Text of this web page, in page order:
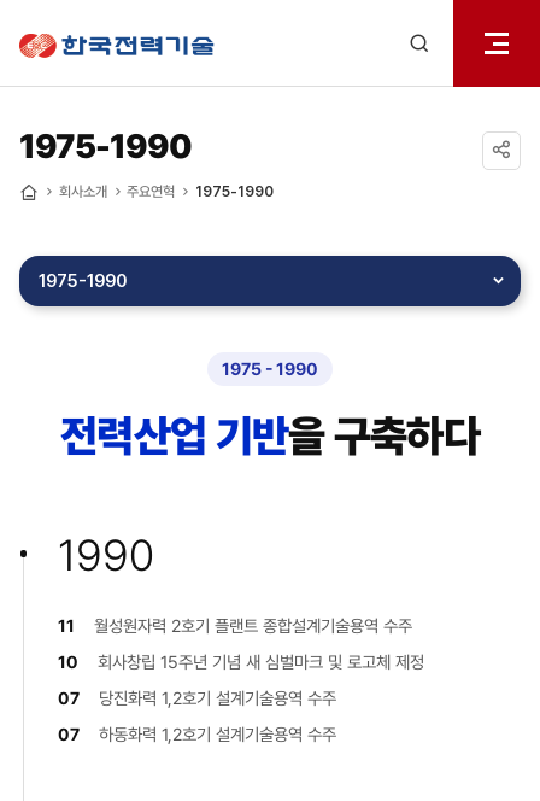
열기
1975-1990
회사소개 주요연혁 1975-1990
1975-1990
1975 - 1990
전력산업 기반을 구축하다
1990
11
월성원자력 2호기 플랜트 종합설계기술용역 수주
10
회사창립 15주년 기념 새 심벌마크 및 로고체 제정
07
당진화력 1,2호기 설계기술용역 수주
07
하동화력 1,2호기 설계기술용역 수주